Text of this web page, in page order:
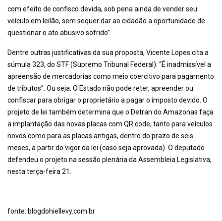
com efeito de confisco devida, sob pena ainda de vender seu
veículo em leilão, sem sequer dar ao cidadão a oportunidade de
questionar o ato abusivo sofrido”.
Dentre outras justificativas da sua proposta, Vicente Lopes cita a
súmula 323, do STF (Supremo Tribunal Federal): “É inadmissível a
apreensão de mercadorias como meio coercitivo para pagamento
de tributos”. Ou seja: O Estado não pode reter, apreender ou
confiscar para obrigar o proprietário a pagar o imposto devido. O
projeto de lei também determina que o Detran do Amazonas faça
a implantação das novas placas com QR code, tanto para veículos
novos como para as placas antigas, dentro do prazo de seis
meses, a partir do vigor da lei (caso seja aprovada). O deputado
defendeu o projeto na sessão plenária da Assembleia Legislativa,
nesta terça-feira 21.
fonte: blogdohiellevy.com.br